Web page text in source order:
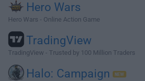
Hero Wars
Hero Wars - Online Action Game
TradingView
TradingView - Trusted by 100 Million Traders
Halo: Campaign